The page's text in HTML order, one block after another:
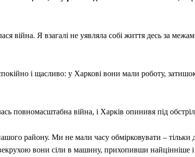
війна. Я взагалі не уявляла собі життя десь за
і щасливо: у Харкові вони мали роботу, затишок
повномасштабна війна, і Харків опинивя під
району. Ми не мали часу обмірковувати – тільки
вони сіли в машину, прихопивши найцінніше